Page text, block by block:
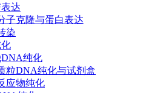
达
子克隆与蛋白表达
染
纯化
粒DNA纯化与试剂盒
应物纯化